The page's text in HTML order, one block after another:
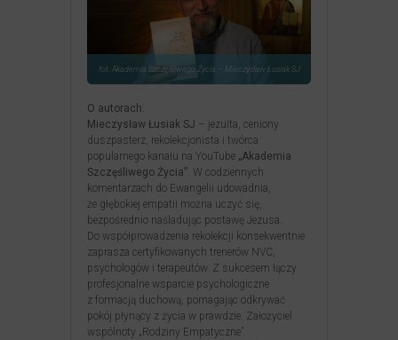
fot. Akademia Szczęśliwego Życia – Mieczysław Łusiak SJ
O autorach:
Mieczysław Łusiak SJ – jezuita, ceniony
duszpasterz, rekolekcjonista i twórca
popularnego kanału na YouTube „Akademia
Szczęśliwego Życia” . W codziennych
komentarzach do Ewangelii udowadnia,
że głębokiej empatii można uczyć się,
bezpośrednio naśladując postawę Jezusa.
Do współprowadzenia rekolekcji konsekwentnie
zaprasza certyfikowanych trenerów NVC,
psychologów i terapeutów. Z sukcesem łączy
profesjonalne wsparcie psychologiczne
z formacją duchową, pomagając odkrywać
pokój płynący z życia w prawdzie. Założyciel
wspólnoty „Rodziny Empatyczne”.